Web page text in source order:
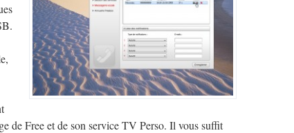
de Free et de son service TV Perso. Il vous suffit